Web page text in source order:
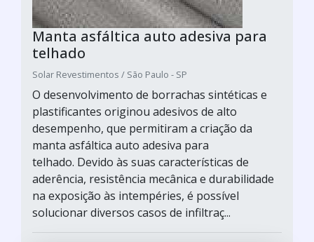
Manta asfáltica auto adesiva para
telhado
Solar Revestimentos / São Paulo - SP
O desenvolvimento de borrachas sintéticas e
plastificantes originou adesivos de alto
desempenho, que permitiram a criação da
manta asfáltica auto adesiva para
telhado. Devido às suas características de
aderência, resistência mecânica e durabilidade
na exposição às intempéries, é possível
solucionar diversos casos de infiltraç...